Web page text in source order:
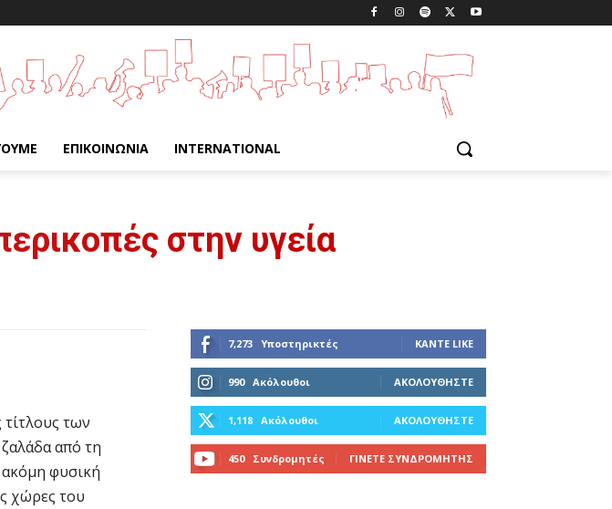
ΕΠΙΚΟΙΝΩΝΊΑ INTERNATIONAL
στην υγεία
των
από τη
ακόμη φυσική
χώρες του
7,273 Υποστηρικτές ΚΆΝΤΕ LIKE
990 Ακόλουθοι ΑΚΟΛΟΥΘΉΣΤΕ
1,118 Ακόλουθοι ΑΚΟΛΟΥΘΉΣΤΕ
450 Συνδρομητές ΓΊΝΕΤΕ ΣΥΝΔΡΟΜΗΤΉΣ